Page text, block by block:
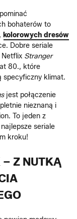
bohaterów to
kolorowych dresów
Dobre seriale
Netflix Stranger
80., które
specyficzny klimat.
jest połączenie
nieznaną i
To jeden z
seriale
kroku!
– Z NUTKĄ